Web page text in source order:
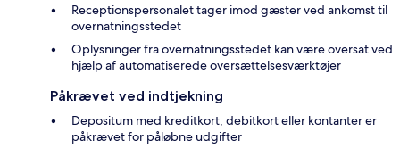
Receptionspersonalet tager imod gæster ved ankomst til
overnatningsstedet
Oplysninger fra overnatningsstedet kan være oversat ved
hjælp af automatiserede oversættelsesværktøjer
Påkrævet ved indtjekning
Depositum med kreditkort, debitkort eller kontanter er
påkrævet for påløbne udgifter